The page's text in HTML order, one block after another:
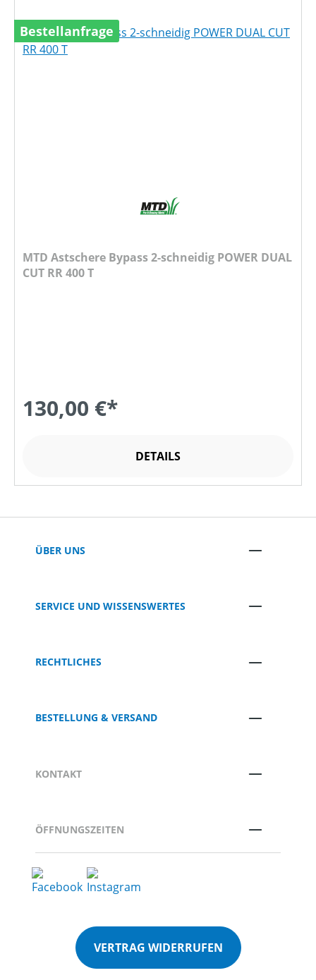
Bestellanfrage
MTD Astschere Bypass 2-schneidig POWER DUAL
CUT RR 400 T
130,00 €*
DETAILS
ÜBER UNS
SERVICE UND WISSENSWERTES
RECHTLICHES
BESTELLUNG & VERSAND
KONTAKT
ÖFFNUNGSZEITEN
VERTRAG WIDERRUFEN